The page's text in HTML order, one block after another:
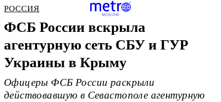
РОССИЯ
ФСБ России вскрыла
агентурную сеть СБУ и ГУР
Украины в Крыму
Офицеры ФСБ России раскрыли
действовавшую в Севастополе агентурную